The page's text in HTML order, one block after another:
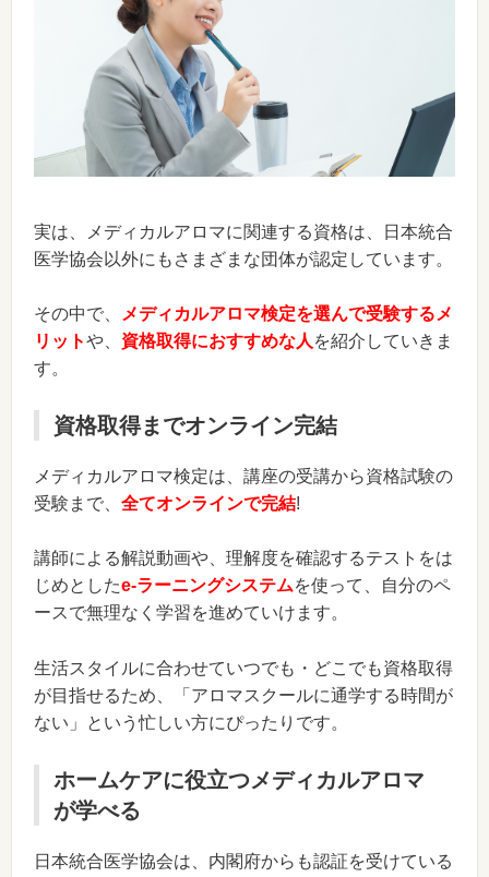
実は、メディカルアロマに関連する資格は、日本統合
医学協会以外にもさまざまな団体が認定しています。
その中で、
メディカルアロマ検定を選んで受験するメ
リットや、 資格取得におすすめな人 を紹介していきま
す。
資格取得までオンライン完結
メディカルアロマ検定は、講座の受講から資格試験の
受験まで、 全てオンラインで完結!
講師による解説動画や、理解度を確認するテストをは
じめとしたe-ラーニングシステムを使って、自分のペ
ースで無理なく学習を進めていけます。
生活スタイルに合わせていつでも・どこでも資格取得
が目指せるため、「アロマスクールに通学する時間が
ない」という忙しい方にぴったりです。
ホームケアに役立つメディカルアロマ
が学べる
日本統合医学協会は、内閣府からも認証を受けている